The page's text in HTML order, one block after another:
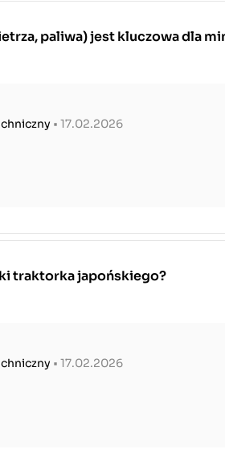
paliwa) jest kluczowa dla
• 17.02.2026
traktorka japońskiego?
• 17.02.2026